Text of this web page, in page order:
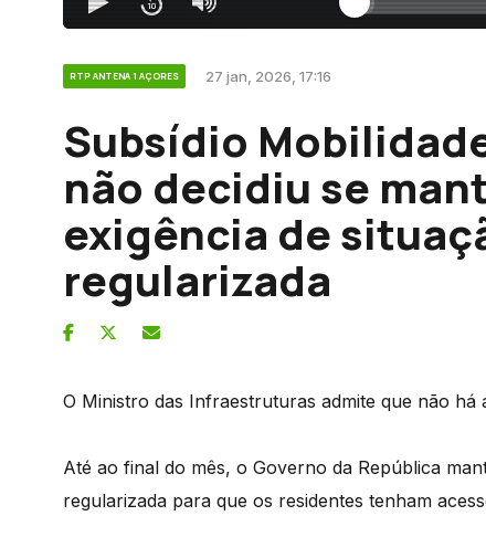
RTP ANTENA 1 AÇORES 27 jan, 2026, 17:16
Subsídio
não decidiu se
exigência de
regularizada
O Ministro das Infraestruturas admite que não
Até ao final do mês, o Governo da República
regularizada para que os residentes tenham